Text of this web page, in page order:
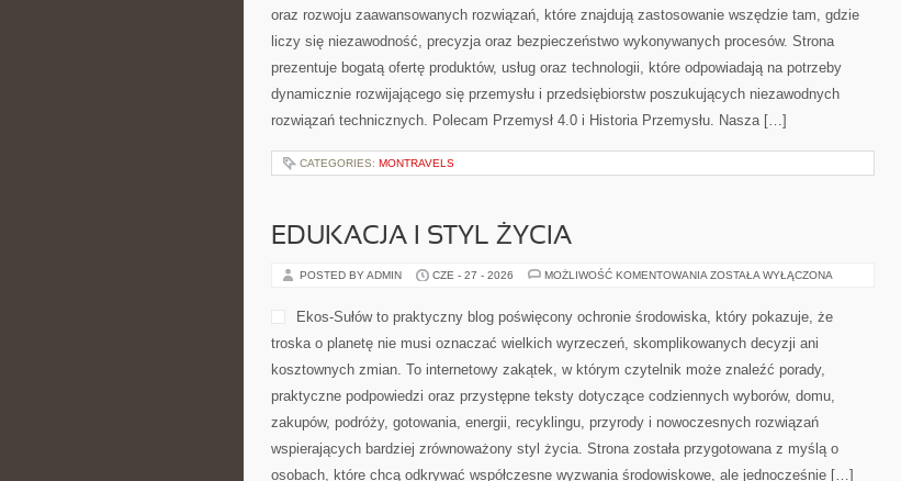
oraz rozwoju zaawansowanych rozwiązań, które znajdują zastosowanie wszędzie tam, gdzie
liczy się niezawodność, precyzja oraz bezpieczeństwo wykonywanych procesów. Strona
prezentuje bogatą ofertę produktów, usług oraz technologii, które odpowiadają na potrzeby
dynamicznie rozwijającego się przemysłu i przedsiębiorstw poszukujących niezawodnych
rozwiązań technicznych. Polecam Przemysł 4.0 i Historia Przemysłu. Nasza […]
CATEGORIES: MONTRAVELS
EDUKACJA I STYL ŻYCIA
POSTED BY ADMIN CZE - 27 - 2026 MOŻLIWOŚĆ KOMENTOWANIA EDUKACJA
ŻYCIA
ZOSTAŁA WYŁĄCZONA
Ekos-Sułów to praktyczny blog poświęcony ochronie środowiska, który pokazuje, że
troska o planetę nie musi oznaczać wielkich wyrzeczeń, skomplikowanych decyzji ani
kosztownych zmian. To internetowy zakątek, w którym czytelnik może znaleźć porady,
praktyczne podpowiedzi oraz przystępne teksty dotyczące codziennych wyborów, domu,
zakupów, podróży, gotowania, energii, recyklingu, przyrody i nowoczesnych rozwiązań
wspierających bardziej zrównoważony styl życia. Strona została przygotowana z myślą o
osobach, które chcą odkrywać współczesne wyzwania środowiskowe, ale jednocześnie […]